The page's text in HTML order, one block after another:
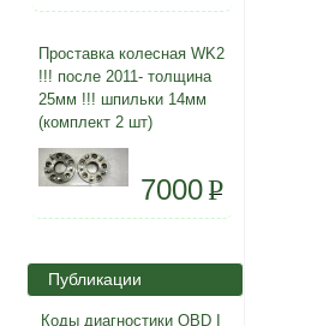
Проставка колесная WK2
!!! после 2011- толщина
25мм !!! шпильки 14мм
(комплект 2 шт)
7000P
Публикации
Коды диагностики OBD I